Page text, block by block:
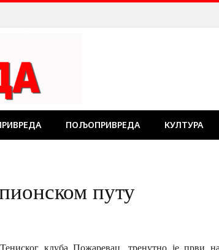
ПОЉОПРИВРЕДА КУЛТУРА
путу
клуба Пожаревац, тренутно је први